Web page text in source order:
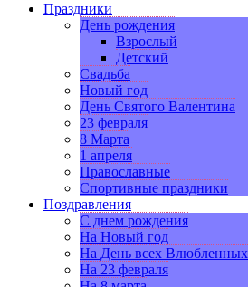
Праздники
День рождения
Взрослый
Детский
Свадьба
Новый год
День Святого Валентина
23 февраля
8 Марта
1 апреля
Православные
Спортивные праздники
Поздравления
С днем рождения
На Новый год
На День всех Влюбленных
На 23 февраля